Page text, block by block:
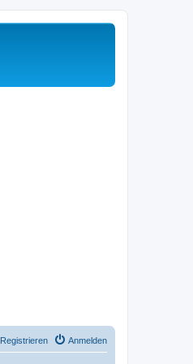
Anmelden
Registrieren